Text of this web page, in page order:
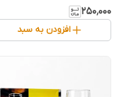
۲۵۰٬۰۰۰
افزودن به سبد